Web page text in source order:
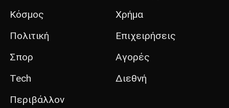
Κόσμος
Πολιτική
Σπορ
Tech
Περιβάλλον
Χρήμα
Επιχειρήσεις
Αγορές
Διεθνή